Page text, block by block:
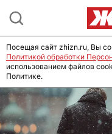
Посещая сайт zhizn.ru, Вы
Политикой обработки
использованием файлов
Политике.